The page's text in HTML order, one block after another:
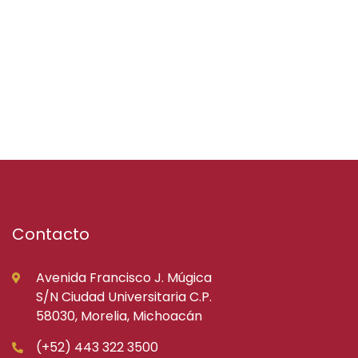
Contacto
Avenida Francisco J. Múgica
S/N Ciudad Universitaria C.P.
58030, Morelia, Michoacán
(+52) 443 322 3500